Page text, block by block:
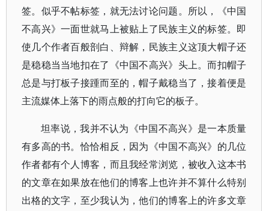
签。似乎不帖标签，就无法讨论问题。所以，《中国
不高兴》一面世就马上被贴上了民族主义的标签。即
使几个作者百般剖白、辩解，民族主义这顶大帽子还
是稳稳当当地扣在了《中国不高兴》头上。而扣帽子
总是与打板子接踵而至的，帽子戴稳当了，接着便是
主流媒体上落下的雨点般的打向它的板子。
坦率说，我并不认为《中国不高兴》是一本质量
有多高的书。恰恰相反，因为《中国不高兴》的几位
作者都有个人博客，而且我经常浏览，被收入这本书
的文章在如果放在他们的博客上也许并不算什么特别
出格的文字，至少我认为，他们的博客上的许多文章